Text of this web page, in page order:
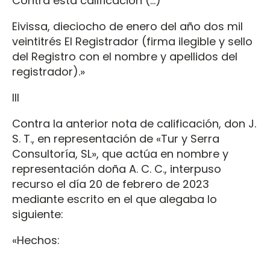
Eivissa, dieciocho de enero del año dos mil
veintitrés El Registrador (firma ilegible y sello
del Registro con el nombre y apellidos del
registrador).»
III
Contra la anterior nota de calificación, don J.
S. T., en representación de «Tur y Serra
Consultoría, SL», que actúa en nombre y
representación doña A. C. C., interpuso
recurso el día 20 de febrero de 2023
mediante escrito en el que alegaba lo
siguiente:
«Hechos: